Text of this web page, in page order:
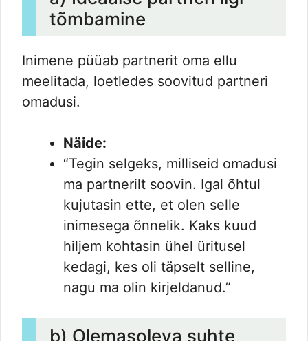
tõmbamine
Inimene püüab partnerit oma ellu
meelitada, loetledes soovitud partneri
omadusi.
Näide:
“Tegin selgeks, milliseid omadusi
ma partnerilt soovin. Igal õhtul
kujutasin ette, et olen selle
inimesega õnnelik. Kaks kuud
hiljem kohtasin ühel üritusel
kedagi, kes oli täpselt selline,
nagu ma olin kirjeldanud.”
b) Olemasoleva suhte